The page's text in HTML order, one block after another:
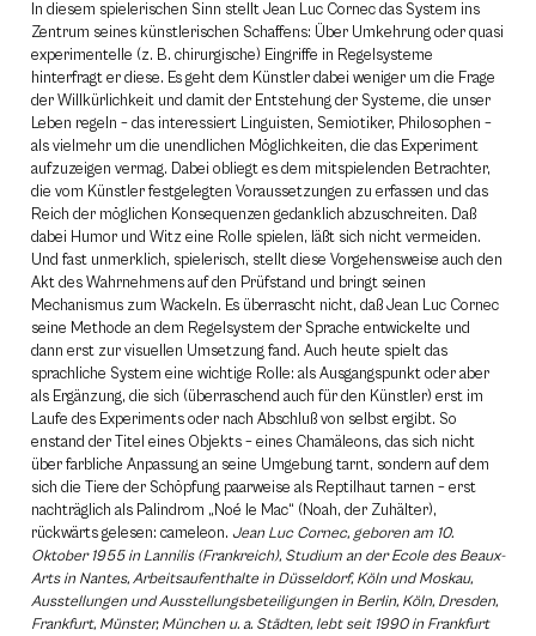
In diesem spielerischen Sinn stellt Jean Luc Cornec das System ins
Zentrum seines künstlerischen Schaffens: Über Umkehrung oder quasi
experimentelle (z. B. chirurgische) Eingriffe in Regelsysteme
hinterfragt er diese. Es geht dem Künstler dabei weniger um die Frage
der Willkürlichkeit und damit der Entstehung der Systeme, die unser
Leben regeln – das interessiert Linguisten, Semiotiker, Philosophen –
als vielmehr um die unendlichen Möglichkeiten, die das Experiment
aufzuzeigen vermag. Dabei obliegt es dem mitspielenden Betrachter,
die vom Künstler festgelegten Voraussetzungen zu erfassen und das
Reich der möglichen Konsequenzen gedanklich abzuschreiten. Daß
dabei Humor und Witz eine Rolle spielen, läßt sich nicht vermeiden.
Und fast unmerklich, spielerisch, stellt diese Vorgehensweise auch den
Akt des Wahrnehmens auf den Prüfstand und bringt seinen
Mechanismus zum Wackeln. Es überrascht nicht, daß Jean Luc Cornec
seine Methode an dem Regelsystem der Sprache entwickelte und
dann erst zur visuellen Umsetzung fand. Auch heute spielt das
sprachliche System eine wichtige Rolle: als Ausgangspunkt oder aber
als Ergänzung, die sich (überraschend auch für den Künstler) erst im
Laufe des Experiments oder nach Abschluß von selbst ergibt. So
enstand der Titel eines Objekts – eines Chamäleons, das sich nicht
über farbliche Anpassung an seine Umgebung tarnt, sondern auf dem
sich die Tiere der Schöpfung paarweise als Reptilhaut tarnen – erst
nachträglich als Palindrom „Noé le Mac“ (Noah, der Zuhälter),
rückwärts gelesen: cameleon. Jean Luc Cornec, geboren am 10.
Oktober 1955 in Lannilis (Frankreich), Studium an der Ecole des Beaux-
Arts in Nantes, Arbeitsaufenthalte in Düsseldorf, Köln und Moskau,
Ausstellungen und Ausstellungsbeteiligungen in Berlin, Köln, Dresden,
Frankfurt, Münster, München u. a. Städten, lebt seit 1990 in Frankfurt